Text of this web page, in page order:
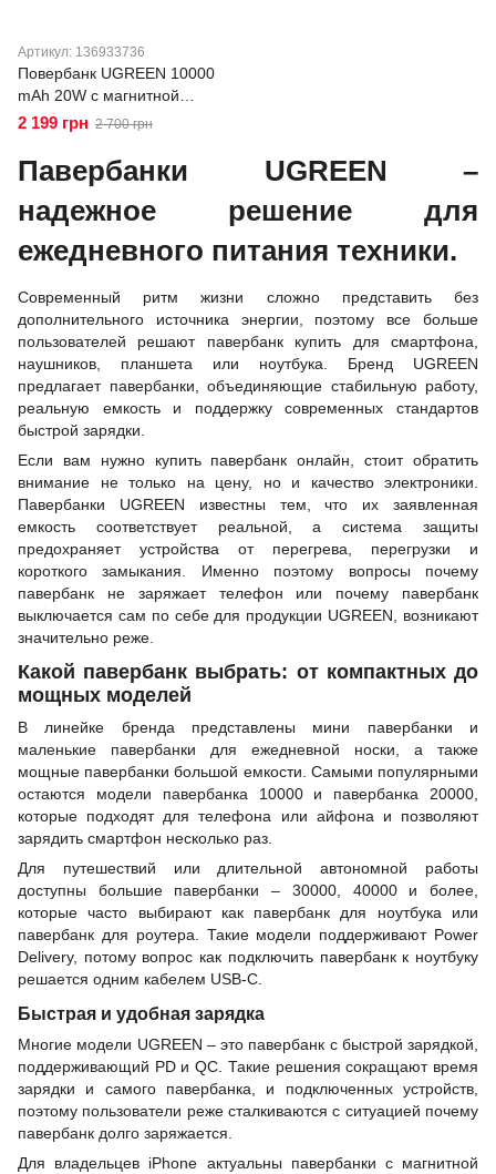
Артикул: 136933736
Повербанк UGREEN 10000
mAh 20W c магнитной
беспроводной зарядкой
2 199 грн 2 700 грн
Павербанки UGREEN –
надежное решение для
ежедневного питания техники.
Современный ритм жизни сложно представить без
дополнительного источника энергии, поэтому все больше
пользователей решают павербанк купить для смартфона,
наушников, планшета или ноутбука. Бренд UGREEN
предлагает павербанки, объединяющие стабильную работу,
реальную емкость и поддержку современных стандартов
быстрой зарядки.
Если вам нужно купить павербанк онлайн, стоит обратить
внимание не только на цену, но и качество электроники.
Павербанки UGREEN известны тем, что их заявленная
емкость соответствует реальной, а система защиты
предохраняет устройства от перегрева, перегрузки и
короткого замыкания. Именно поэтому вопросы почему
павербанк не заряжает телефон или почему павербанк
выключается сам по себе для продукции UGREEN, возникают
значительно реже.
Какой павербанк выбрать: от компактных до
мощных моделей
В линейке бренда представлены мини павербанки и
маленькие павербанки для ежедневной носки, а также
мощные павербанки большой емкости. Самыми популярными
остаются модели павербанка 10000 и павербанка 20000,
которые подходят для телефона или айфона и позволяют
зарядить смартфон несколько раз.
Для путешествий или длительной автономной работы
доступны большие павербанки – 30000, 40000 и более,
которые часто выбирают как павербанк для ноутбука или
павербанк для роутера. Такие модели поддерживают Power
Delivery, потому вопрос как подключить павербанк к ноутбуку
решается одним кабелем USB-C.
Быстрая и удобная зарядка
Многие модели UGREEN – это павербанк с быстрой зарядкой,
поддерживающий PD и QC. Такие решения сокращают время
зарядки и самого павербанка, и подключенных устройств,
поэтому пользователи реже сталкиваются с ситуацией почему
павербанк долго заряжается.
Для владельцев iPhone актуальны павербанки с магнитной